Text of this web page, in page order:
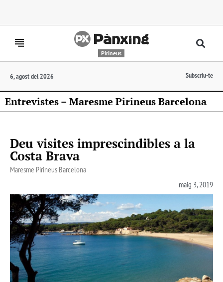
Pirineus
6, agost del 2026 Subscriu-te
Entrevistes – Maresme Pirineus Barcelona
Deu visites imprescindibles a la
Costa Brava
Maresme Pirineus Barcelona
maig 3, 2019